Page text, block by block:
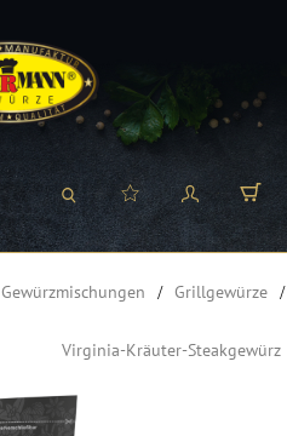
Gewürzmischungen Grillgewürze
Virginia-Kräuter-Steakgewürz